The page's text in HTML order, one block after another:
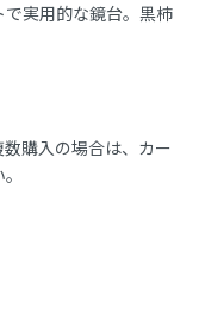
実用的な鏡台。黒柿
購入の場合は、カー